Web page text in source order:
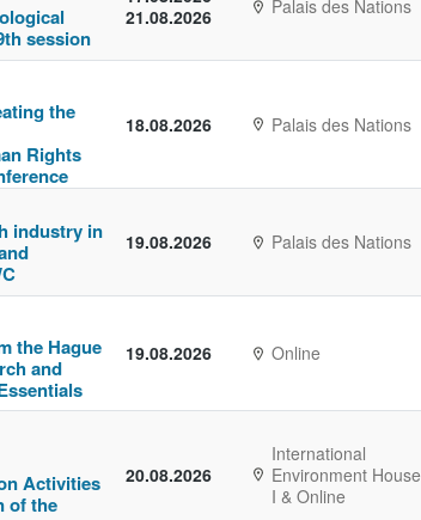
session
21.08.2026
Palais des Nations
the
Rights
18.08.2026 Palais des Nations
industry in
19.08.2026 Palais des Nations
the Hague
and
19.08.2026 Online
Activities
of the
20.08.2026
International
Environment House
I & Online